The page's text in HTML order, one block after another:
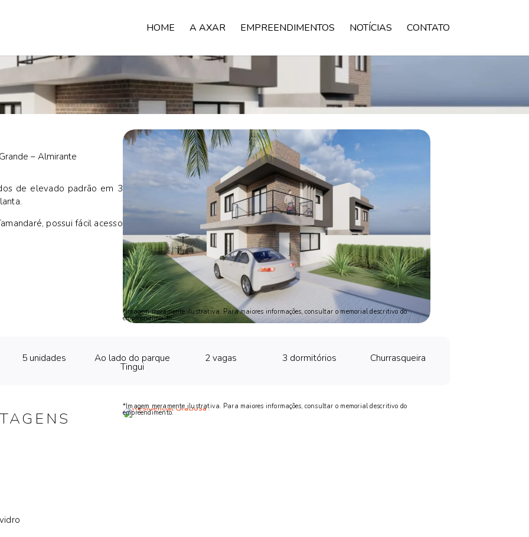
HOME A AXAR EMPREENDIMENTOS NOTÍCIAS CONTATO
– Almirante
de elevado padrão em 3
possui fácil acesso
*Imagem meramente ilustrativa. Para maiores informações, consultar o memorial descritivo do
empreendimento.
5 unidades Ao lado do parque
Tingui
2 vagas 3 dormitórios Churrasqueira
*Imagem meramente ilustrativa. Para maiores informações, consultar o memorial descritivo do
empreendimento.